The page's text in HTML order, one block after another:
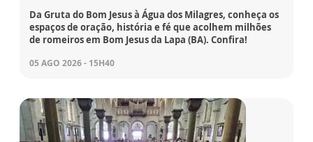
Da Gruta do Bom Jesus à Água dos Milagres, conheça os
espaços de oração, história e fé que acolhem milhões
de romeiros em Bom Jesus da Lapa (BA). Confira!
05 AGO 2026 - 15H40